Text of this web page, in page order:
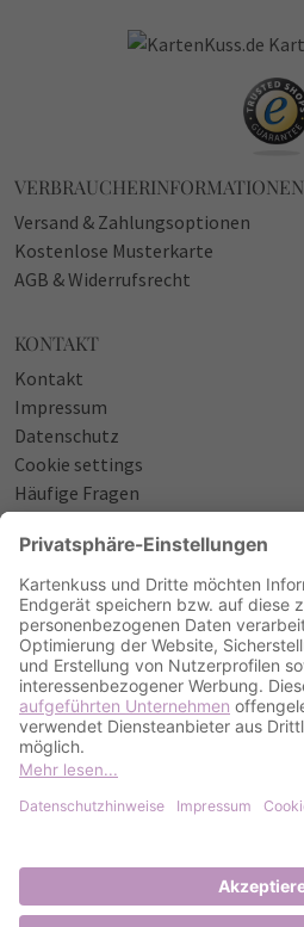
VERBRAUCHERINFORMATIONEN
Versand & Zahlungsoptionen
Kostenlose Musterkarte
AGB & Widerrufsrecht
KONTAKT
Kontakt
Impressum
Datenschutz
Cookie settings
Häufige Fragen
NÜTZLICHES
Sprüche zur Geburt
Einladungstexte zum Geburtstag
Einladungstexte zur Silberhochzeit
Qualität & Umschläge
Bestellablauf
ZAHLUNGSOPTIONEN
Kreditkarte